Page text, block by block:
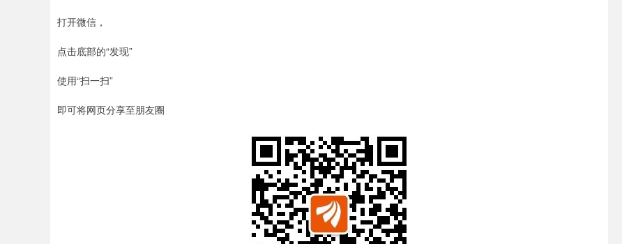
打开微信，
点击底部的“发现”
使用“扫一扫”
即可将网页分享至朋友圈